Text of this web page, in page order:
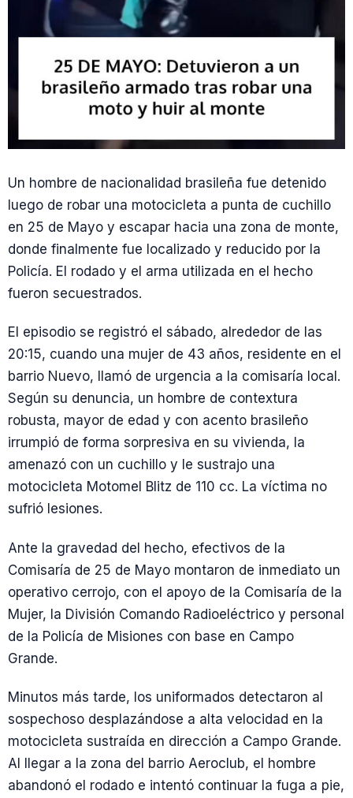
Un hombre de nacionalidad brasileña fue detenido
luego de robar una motocicleta a punta de cuchillo
en 25 de Mayo y escapar hacia una zona de monte,
donde finalmente fue localizado y reducido por la
Policía. El rodado y el arma utilizada en el hecho
fueron secuestrados.
El episodio se registró el sábado, alrededor de las
20:15, cuando una mujer de 43 años, residente en el
barrio Nuevo, llamó de urgencia a la comisaría local.
Según su denuncia, un hombre de contextura
robusta, mayor de edad y con acento brasileño
irrumpió de forma sorpresiva en su vivienda, la
amenazó con un cuchillo y le sustrajo una
motocicleta Motomel Blitz de 110 cc. La víctima no
sufrió lesiones.
Ante la gravedad del hecho, efectivos de la
Comisaría de 25 de Mayo montaron de inmediato un
operativo cerrojo, con el apoyo de la Comisaría de la
Mujer, la División Comando Radioeléctrico y personal
de la Policía de Misiones con base en Campo
Grande.
Minutos más tarde, los uniformados detectaron al
sospechoso desplazándose a alta velocidad en la
motocicleta sustraída en dirección a Campo Grande.
Al llegar a la zona del barrio Aeroclub, el hombre
abandonó el rodado e intentó continuar la fuga a pie,